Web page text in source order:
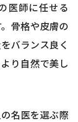
医師に任せる
骨格や皮膚の
バランス良く
り自然で美し
名医を選ぶ際